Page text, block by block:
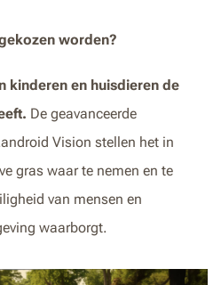
worden?
kinderen en huisdieren de
De geavanceerde
Vision stellen het in
gras waar te nemen en te
van mensen en
waarborgt.